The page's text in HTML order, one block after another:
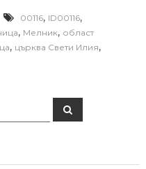
00116, ID00116,
, Мелник, област
, църква Свети Илия,
S
e